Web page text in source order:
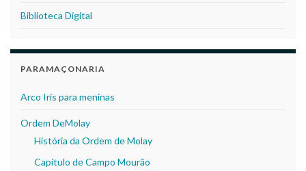
Biblioteca Digital
PARAMAÇONARIA
Arco Iris para meninas
Ordem DeMolay
História da Ordem de Molay
Capítulo de Campo Mourão